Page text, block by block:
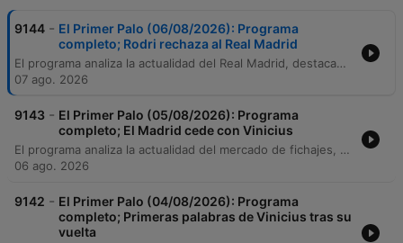
9144 - El Primer Palo (06/08/2026): Programa
completo; Rodri rechaza al Real Madrid
El programa analiza la actualidad del Real Madrid, destacando el importante fichaje de Diomandé y la renovación de Vinicius hasta 2032. También se debate el fracaso en la llegada de Rodri, señalando su preferencia por el estilo de juego del FC Barcelona y los riesgos financieros que supondría su operación. Además, se examina la nueva etapa del Athletic Club bajo el mando de Edin Terzić y las propuestas para la final del Mundial 2030. El episodio concluye con un repaso de noticias internacionales, movimientos en el mercado de fichajes y actualizaciones de MotoGP.
07 ago. 2026
9143 - El Primer Palo (05/08/2026): Programa
completo; El Madrid cede con Vinicius
El programa analiza la actualidad del mercado de fichajes, centrándose en las negociaciones del Barcelona por Julián Álvarez y la compleja renovación de Vinicius Jr. con el Real Madrid, evaluando el impacto financiero de nuevas incorporaciones como Diomandé. Además, se debate sobre la gestión política de la FIFA y la organización del Mundial 2030, para luego transicionar hacia una crónica histórica sobre los orígenes de la petanca y un repaso por los éxitos de la delegación española en las competiciones europeas de natación artística.
06 ago. 2026
9142 - El Primer Palo (04/08/2026): Programa
completo; Primeras palabras de Vinicius tras su
vuelta